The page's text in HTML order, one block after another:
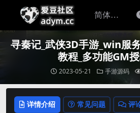
寻秦记_武侠3D手游_win服
教程_多功能GM
2023-05-21 手游源码
详情介绍 常见问题 评